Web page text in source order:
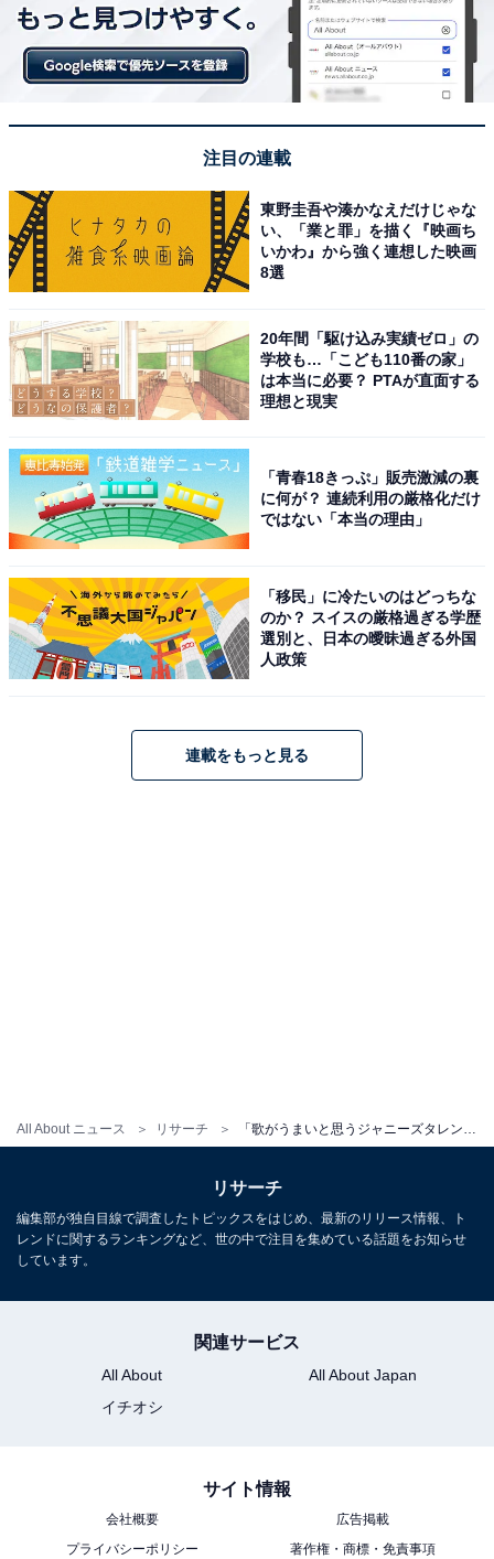
All About ニュース リサーチ
View this post on Instagram
A post shared by ARASHI (@arashi_5_official)
女性）、「ソロパートの声の美しさが最高。またステー
ジで聞きたい」（東京都、20代女性）などの回答が寄せ
注目の連載
東野圭吾や湊かなえだけじゃな
い、「業と罪」を描く『映画ち
いかわ』から強く連想した映画
8選
20年間「駆け込み実績ゼロ」の
学校も…「こども110番の家」
は本当に必要？ PTAが直面する
理想と現実
「青春18きっぷ」販売激減の裏
に何が？ 連続利用の厳格化だけ
ではない「本当の理由」
「移民」に冷たいのはどっちな
のか？ スイスの厳格過ぎる学歴
選別と、日本の曖昧過ぎる外国
人政策
連載をもっと見る
リサーチ
編集部が独自目線で調査したトピックスをはじめ、最新のリリース情報、ト
レンドに関するランキングなど、世の中で注目を集めている話題をお知らせ
しています。
関連サービス
All About
All About Japan
イチオシ
サイト情報
会社概要
広告掲載
プライバシーポリシー
著作権・商標・免責事項